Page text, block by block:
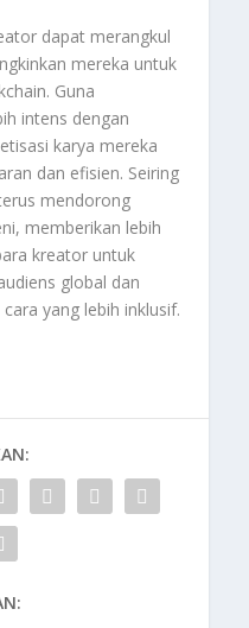
dapat merangkul
mereka untuk
Guna
intens dengan
karya mereka
dan efisien. Seiring
mendorong
memberikan lebih
kreator untuk
global dan
yang lebih inklusif.